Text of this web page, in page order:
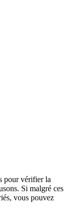
pour vérifier la
Si malgré ces
vous pouvez